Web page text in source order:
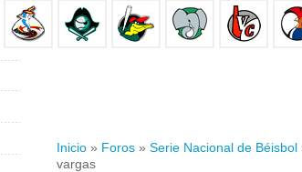
Inicio » Foros » Serie Nacional de Béisbol
vargas